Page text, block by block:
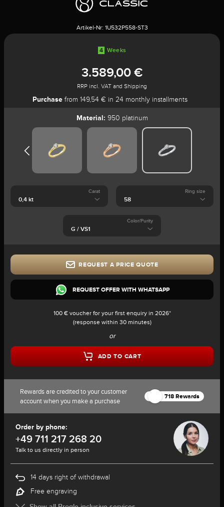
Artikel-Nr: 1U532P558-ST3
4 Weeks
3.589,00 €
RRP incl. VAT and Shipping
Purchase from 149,54 € in 24 monthly installments
Material: 950 platinum
Carat Ring size
Color/Purity
REQUEST A PRICE QUOTE
REQUEST OFFER WITH WHATSAPP
100 € voucher for your first enquiry in 2026*
(response within 30 minutes)
or
ADD TO CART
Rewards are credited to your customer
account when you make a purchase
718 Rewards
Order by phone:
+49 711 217 268 20
Talk to us directly in person
14 days right of withdrawal
Free engraving